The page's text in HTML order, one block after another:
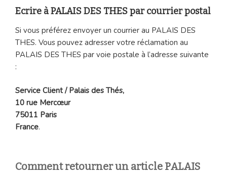
Ecrire à PALAIS DES THES par courrier postal
Si vous préférez envoyer un courrier au PALAIS DES
THES. Vous pouvez adresser votre réclamation au
PALAIS DES THES par voie postale à l’adresse suivante
:
Service Client / Palais des Thés,
10 rue Mercœur
75011 Paris
France.
Comment retourner un article PALAIS